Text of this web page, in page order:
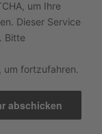
um Ihre
Dieser Service
Bitte
, um fortzufahren.